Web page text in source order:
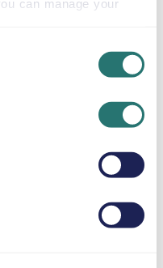
can manage your
di Nizza con ampio
personali.
le stradine, i mercati e
con facilità e
per scenografici
giorno a spiagge e